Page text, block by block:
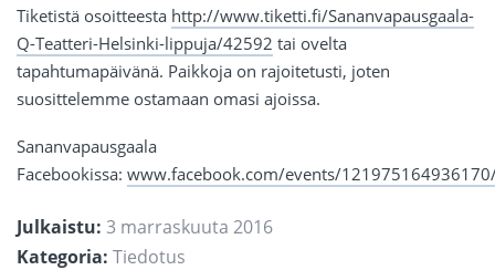
Tiketistä osoitteesta http://www.tiketti.fi/Sananvapausgaala-
Q-Teatteri-Helsinki-lippuja/42592 tai ovelta
tapahtumapäivänä. Paikkoja on rajoitetusti, joten
suosittelemme ostamaan omasi ajoissa.
Sananvapausgaala
Facebookissa: www.facebook.com/events/
Julkaistu: 3 marraskuuta 2016
Kategoria: Tiedotus